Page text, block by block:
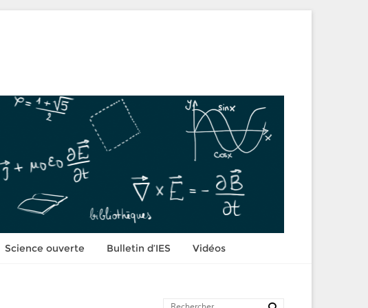
Science ouverte Bulletin d’IES Vidéos